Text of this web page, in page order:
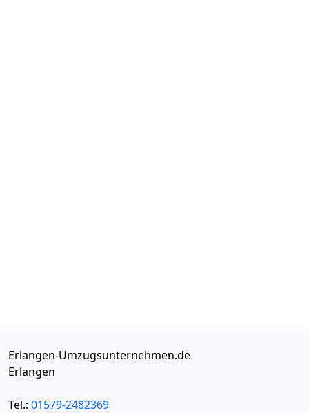
Erlangen-Umzugsunternehmen.de
Erlangen
Tel.: 01579-2482369